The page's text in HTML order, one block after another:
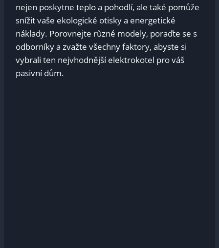
nejen poskytne teplo a pohodlí, ale také pomůže
snížit vaše ekologické otisky a energetické
náklady. Porovnejte různé modely, poraďte se s
odborníky a zvažte všechny faktory, abyste si
vybrali ten nejvhodnější elektrokotel pro váš
pasivní dům.